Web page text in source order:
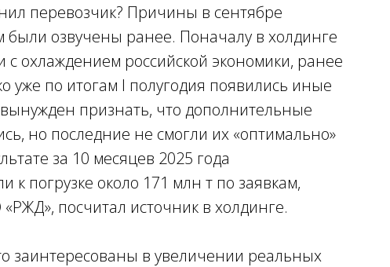
перевозчик? Причины в сентябре
озвучены ранее. Поначалу в холдинге
с охлаждением российской экономики, ранее
уже по итогам I полугодия появились иные
признать, что дополнительные
но последние не смогли их «оптимально»
за 10 месяцев 2025 года
к погрузке около 171 млн т по заявкам,
посчитал источник в холдинге.
заинтересованы в увеличении реальных